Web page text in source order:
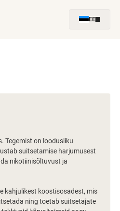
EE
Tegemist on loodusliku
suitsetamise harjumusest
nikotiinisõltuvust ja
kahjulikest koostisosadest, mis
ning toetab suitsetajate